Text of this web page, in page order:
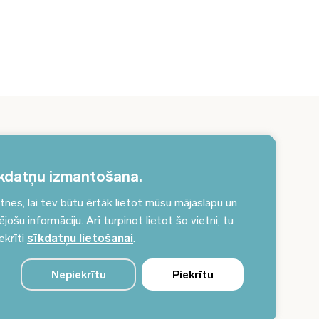
izmantošana.
lai tev būtu ērtāk lietot mūsu mājaslapu un
informāciju. Arī turpinot lietot šo vietni, tu
sīkdatņu lietošanai.
Nepiekrītu Piekrītu
savā e-pastā!
Pieteikties jaunumiem